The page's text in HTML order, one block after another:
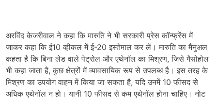
अरविंद केजरीवाल ने कहा कि मारुति ने भी सरकारी प्रेस कॉन्फ्रेंस में
जाकर कहा कि ई10 व्हीकल में ई-20 इस्तेमाल कर लें। मारुति का मैनुअल
कहता है कि बिना लेड वाले पेट्रोल और एथेनॉल का मिश्रण, जिसे गैसोहोल
भी कहा जाता है, कुछ क्षेत्रों में व्यावसायिक रूप से उपलब्ध है। इस तरह के
मिश्रण का उपयोग वाहन में किया जा सकता है, यदि उनमें 10 फीसद से
अधिक एथेनॉल न हो। यानी 10 फीसद से कम एथेनॉल होना चाहिए। नोट